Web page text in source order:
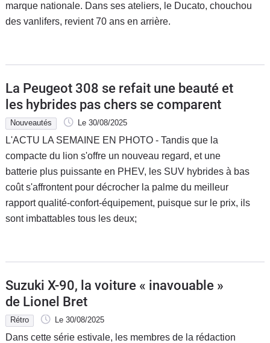
marque nationale. Dans ses ateliers, le Ducato, chouchou
des vanlifers, revient 70 ans en arrière.
La Peugeot 308 se refait une beauté et
les hybrides pas chers se comparent
Nouveautés Le 30/08/2025
L'ACTU LA SEMAINE EN PHOTO - Tandis que la
compacte du lion s'offre un nouveau regard, et une
batterie plus puissante en PHEV, les SUV hybrides à bas
coût s'affrontent pour décrocher la palme du meilleur
rapport qualité-confort-équipement, puisque sur le prix, ils
sont imbattables tous les deux;
Suzuki X-90, la voiture « inavouable »
de Lionel Bret
Rétro Le 30/08/2025
Dans cette série estivale, les membres de la rédaction